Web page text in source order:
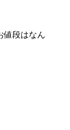
値段はなん